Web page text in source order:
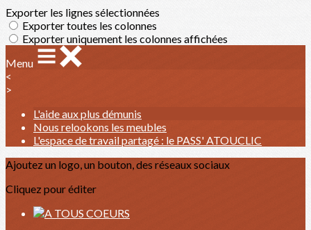
Exporter les lignes sélectionnées
Exporter toutes les colonnes
Exporter uniquement les colonnes affichées
Menu
<
>
L'aide aux plus démunis
Nous relookons les meubles
L'espace de travail partagé : le PASS' ATOUCLIC
Ajoutez un logo, un bouton, des réseaux sociaux
Cliquez pour éditer